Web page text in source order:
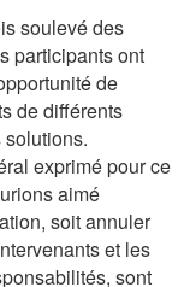
soulevé des
participants ont
de
de différents
exprimé pour ce
aimé
soit annuler
et les
sont